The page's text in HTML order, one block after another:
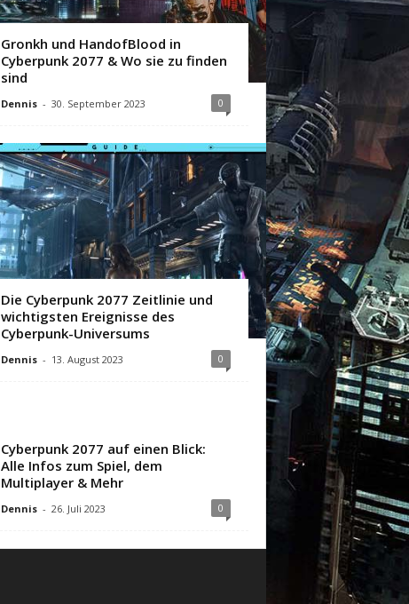
Gronkh und HandofBlood in
Cyberpunk 2077 & Wo sie zu finden
sind
Dennis - 30. September 2023 0
Die Cyberpunk 2077 Zeitlinie und
wichtigsten Ereignisse des
Cyberpunk-Universums
Dennis - 13. August 2023 0
Cyberpunk 2077 auf einen Blick:
Alle Infos zum Spiel, dem
Multiplayer & Mehr
Dennis - 26. Juli 2023 0